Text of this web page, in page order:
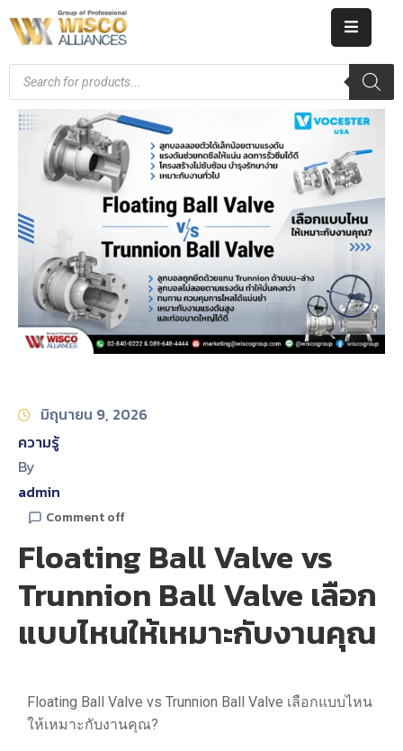
HOME
ABOUT
PRODUCT
CATALOG
KNOWLEDGE
CAREERS
CONTACT
มิถุนายน 9, 2026
ความรู้
By
admin
Comment off
Floating Ball Valve vs
Trunnion Ball Valve เลือก
แบบไหนให้เหมาะกับงานคุณ
Floating Ball Valve vs Trunnion Ball Valve เลือกแบบไหน
ให้เหมาะกับงานคุณ?